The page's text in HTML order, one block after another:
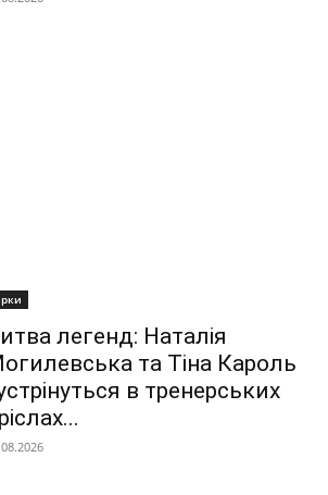
легенд: Наталія
та Тіна Кароль
в тренерських